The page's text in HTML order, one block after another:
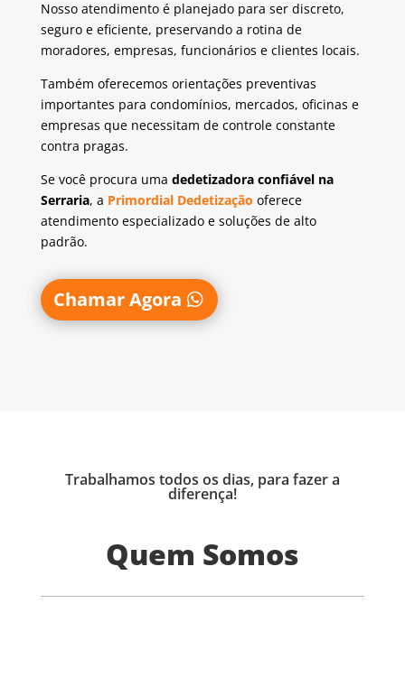
Nosso atendimento é planejado para ser discreto,
seguro e eficiente, preservando a rotina de
moradores, empresas, funcionários e clientes locais.
Também oferecemos orientações preventivas
importantes para condomínios, mercados, oficinas e
empresas que necessitam de controle constante
contra pragas.
Se você procura uma dedetizadora confiável na
Serraria, a Primordial Dedetização oferece
atendimento especializado e soluções de alto
padrão.
Chamar Agora
Quem Somos
Trabalhamos todos os dias, para fazer a
diferença!